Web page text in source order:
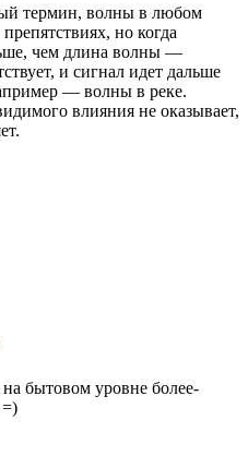
термин, волны в любом
но когда
чем длина волны —
и сигнал идет дальше
— волны в реке.
влияния не оказывает,
бытовом уровне более-
=)